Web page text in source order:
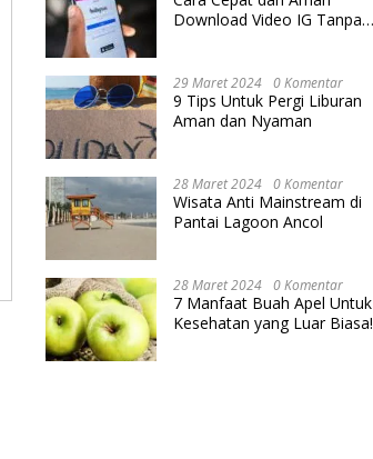
Download Video IG Tanpa
29 Maret 2024 0 Komentar
9 Tips Untuk Pergi Liburan
Aman dan Nyaman
28 Maret 2024 0 Komentar
Wisata Anti Mainstream di
Pantai Lagoon Ancol
28 Maret 2024 0 Komentar
7 Manfaat Buah Apel Untuk
Kesehatan yang Luar Biasa!